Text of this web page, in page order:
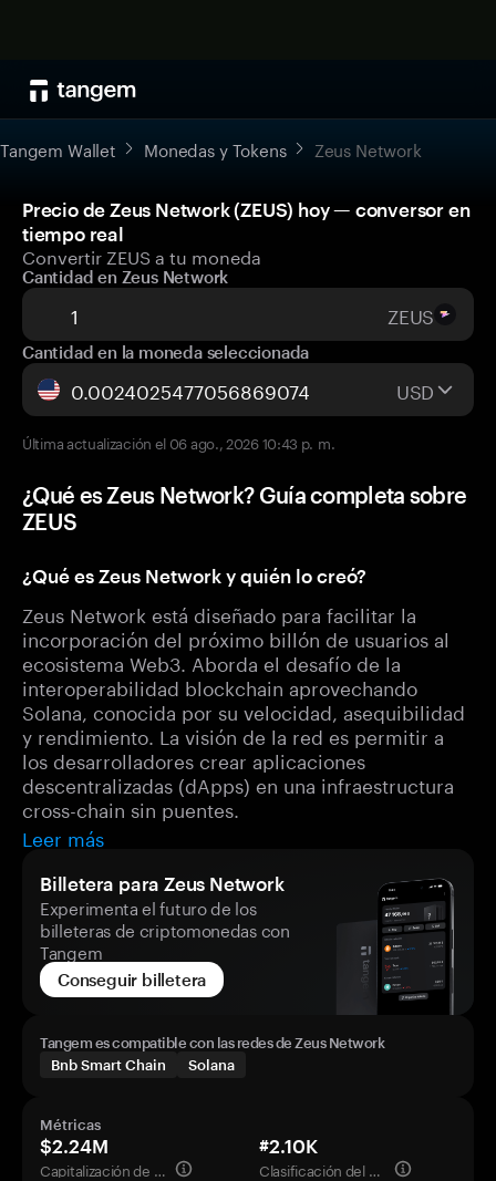
Tangem Wallet Monedas y Tokens Zeus Network
Precio de Zeus Network (ZEUS) hoy — conversor en
tiempo real
Convertir ZEUS a tu moneda
Cantidad en Zeus Network
ZEUS
Cantidad en la moneda seleccionada
USD
Última actualización el 06 ago., 2026 10:43 p. m.
¿Qué es Zeus Network? Guía completa sobre
ZEUS
¿Qué es Zeus Network y quién lo creó?
Zeus Network está diseñado para facilitar la
incorporación del próximo billón de usuarios al
ecosistema Web3. Aborda el desafío de la
interoperabilidad blockchain aprovechando
Solana, conocida por su velocidad, asequibilidad
y rendimiento. La visión de la red es permitir a
los desarrolladores crear aplicaciones
descentralizadas (dApps) en una infraestructura
cross-chain sin puentes.
Leer más
Billetera para Zeus Network
Experimenta el futuro de los
billeteras de criptomonedas con
Tangem
Conseguir billetera
Tangem es compatible con las redes de Zeus Network
Bnb Smart Chain
Solana
Métricas
$2.24M
Capitalización de mercado
#2.10K
Clasificación del mercado